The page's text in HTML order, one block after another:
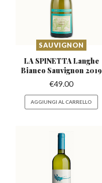
SAUVIGNON
LA SPINETTA Langhe
Bianco Sauvignon 2019
€49.00
AGGIUNGI AL CARRELLO